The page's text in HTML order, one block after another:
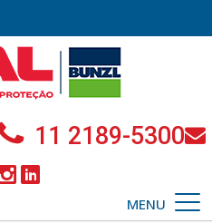
11 2189-5300
MENU